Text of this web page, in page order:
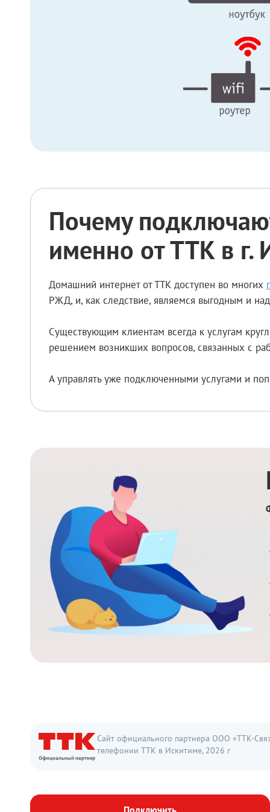
Почему
именно от ТТК в г.
Домашний интернет от ТТК доступен во многих
РЖД, и, как следствие, являемся выгодным и
Существующим клиентам всегда к услугам
решением возникших вопросов, связанных с
А управлять уже подключенными услугами и
Сайт официального партнера ООО «ТТК-
телефонии ТТК в Искитиме, 2026 г